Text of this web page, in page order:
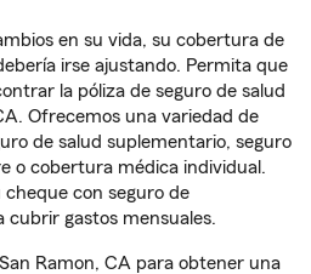
en su vida, su cobertura de
irse ajustando. Permita que
la póliza de seguro de salud
Ofrecemos una variedad de
de salud suplementario, seguro
o cobertura médica individual.
cheque con seguro de
cubrir gastos mensuales.
Ramon, CA para obtener una